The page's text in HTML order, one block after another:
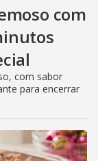
com
com sabor
para encerrar